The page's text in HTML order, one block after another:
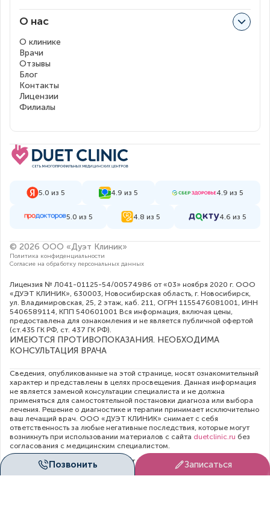
Позвонить Записаться
О нас
О клинике
Врачи
Отзывы
Блог
Контакты
Лицензии
Филиалы
5.0 из 5 4.9 из 5 4.9 из 5
5.0 из 5 4.8 из 5 4.6 из 5
© 2026 ООО «Дуэт Клиник»
Политика конфиденциальности
Согласие на обработку персональных данных
Лицензия № Л041-01125-54/00574986 от «03» ноября 2020 г. ООО
«ДУЭТ КЛИНИК», 630003, Новосибирская область, г. Новосибирск,
ул. Владимировская, 25, 2 этаж, каб. 211, ОГРН 1155476081001, ИНН
5406589114, КПП 540601001 Вся информация, включая цены,
предоставлена для ознакомления и не является публичной офертой
(ст.435 ГК РФ, cт. 437 ГК РФ).
ИМЕЮТСЯ ПРОТИВОПОКАЗАНИЯ. НЕОБХОДИМА
КОНСУЛЬТАЦИЯ ВРАЧА
Сведения, опубликованные на этой странице, носят ознакомительный
характер и представлены в целях просвещения. Данная информация
не является заменой консультации специалиста и не должна
применяться для самостоятельной постановки диагноза или выбора
лечения. Решение о диагностике и терапии принимает исключительно
ваш лечащий врач. ООО «ДУЭТ КЛИНИК» снимает с себя
ответственность за любые негативные последствия, которые могут
возникнуть при использовании материалов с сайта duetclinic.ru без
согласования с медицинским специалистом.
Администрация клиники прилагает все усилия для своевременного
обновления цен в опубликованном на сайте прейскуранте. Тем не